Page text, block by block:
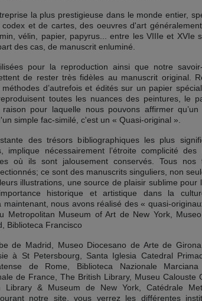
la plus prestigieuse dans le monde entier,
et de cartes, des oeuvres d'art
vélin, papier, papyrus... entre les VIIIe et XVIe
des cas, de manuscrit enluminé.
pour la reproduction ainsi que notre
de rester très fidèles au manuscrit original.
d’autrefois et édités sur un papier
toutes les nuances des peintures, le
raison pour laquelle nous pouvons affirmer qu’un
simple fac-similé, c'est un « Quasi-original ».
des trésors bibliographiques les plus
implique nécessairement l’étroite complicité des
où ils sont jalousement conservés. Tous nos
ce sont des manuscrits singuliers, non
illustrations, une source de plaisir sublime pour
historique et artistique dans la
maintenant, nous avons réalisé des « quasi-
Metropolitan Museum of Art de New York,
Biblioteca Francisco
de Madrid, Museo Diocesano de Arte de
à St Petersbourg, Santa Iglesia Catedral
de Rome, Biblioteca Nazionale Marciana
de France, The British Library, Museu Calouste
Library & Museum de New York, Catédrale
notre site, vous verrez les différentes